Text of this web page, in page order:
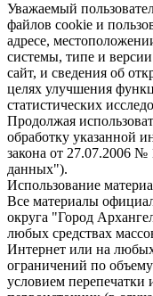
Уважаемый
файлов cookie и
адресе,
системы, типе и
сайт, и сведения об
целях улучшения
статистических
Продолжая
обработку указанной
закона от 27.07.2006
данных").
Использование
Все материалы
округа "Город
любых средствах
Интернет или на
ограничений по
условием перепечатки